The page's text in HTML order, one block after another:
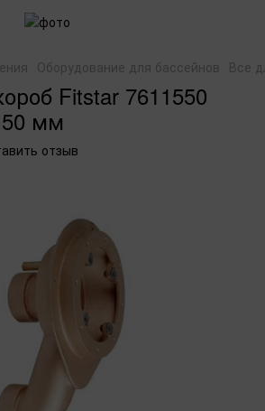
Оборудование для бассейнов Все
Fitstar 7611550
мм
отзыв